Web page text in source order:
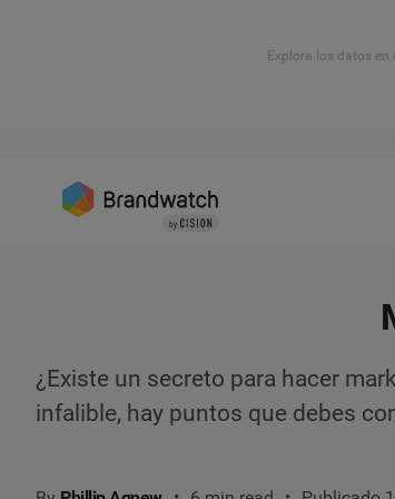
Explora los datos
¿Existe un secreto para hacer
infalible, hay puntos que debes